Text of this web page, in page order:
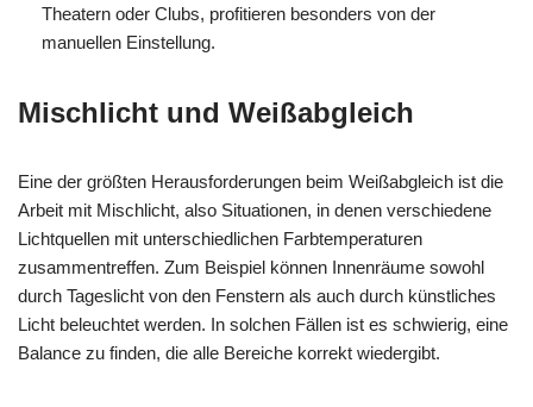
Theatern oder Clubs, profitieren besonders von der
manuellen Einstellung.
Mischlicht und Weißabgleich
Eine der größten Herausforderungen beim Weißabgleich ist die
Arbeit mit Mischlicht, also Situationen, in denen verschiedene
Lichtquellen mit unterschiedlichen Farbtemperaturen
zusammentreffen. Zum Beispiel können Innenräume sowohl
durch Tageslicht von den Fenstern als auch durch künstliches
Licht beleuchtet werden. In solchen Fällen ist es schwierig, eine
Balance zu finden, die alle Bereiche korrekt wiedergibt.